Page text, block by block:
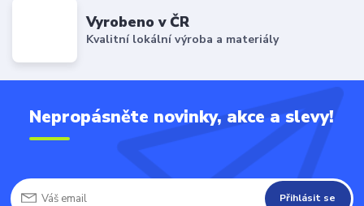
Vyrobeno v ČR
Kvalitní lokální výroba a materiály
Nepropásněte novinky, akce a slevy!
Přihlásit se